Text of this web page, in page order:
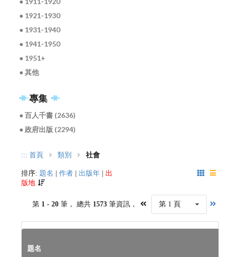
● 1921-1930
● 1931-1940
● 1941-1950
● 1951+
● 其他
專集
● 百人千書 (2636)
● 政府出版 (2294)
::: 首頁 類別 社會
排序: 題名 作者 出版年
出
版地
第 1 - 20 筆， 總共 1573筆資訊， 第 1 頁
題名